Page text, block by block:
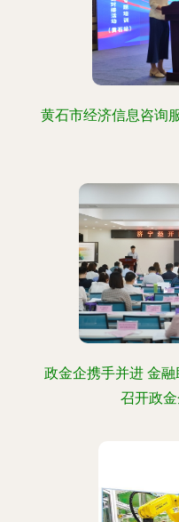
黄石市经济信息咨询
政金企携手并进 金
召开政